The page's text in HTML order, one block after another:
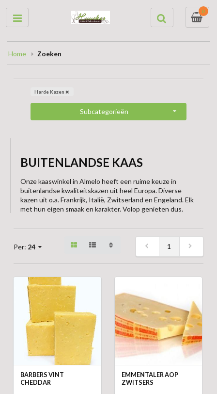
0
Home Zoeken
Harde Kazen
Subcategorieën
BUITENLANDSE KAAS
Onze kaaswinkel in Almelo heeft een ruime keuze in
buitenlandse kwaliteitskazen uit heel Europa. Diverse
kazen uit o.a. Frankrijk, Italië, Zwitserland en Engeland. Elk
met hun eigen smaak en karakter. Volop genieten dus.
Per: 24 1
BARBERS VINT
CHEDDAR
EMMENTALER AOP
ZWITSERS